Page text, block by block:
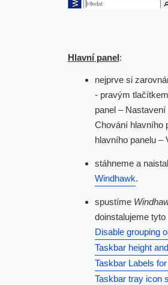
Hlavní panel:
nejprve si
- pravým
panel –
Chování hlavního
hlavního panelu –
stáhneme a
Windhawk.
spustíme
doinstalujeme tyto
Disable grouping
Taskbar height
Taskbar Labels
Taskbar tray icon